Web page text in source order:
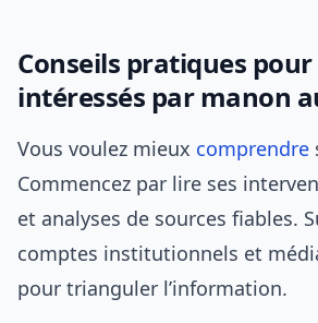
Conseils pratiques
intéressés par manon
Vous voulez mieux comprendre
Commencez par lire ses
et analyses de sources fiables.
comptes institutionnels et
pour trianguler l’information.